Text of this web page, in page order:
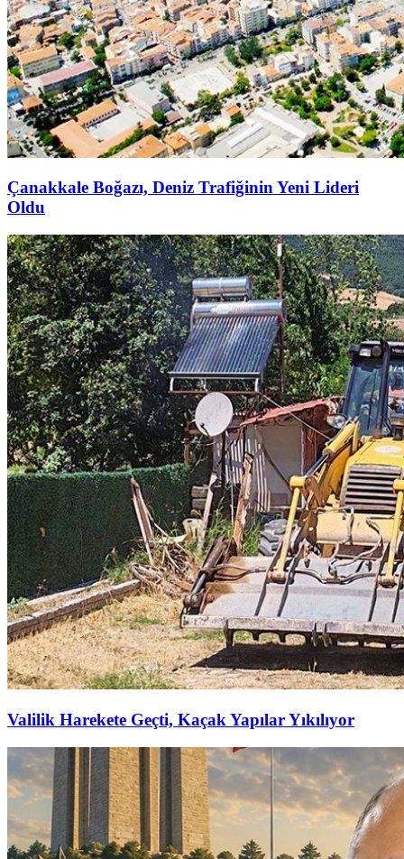
Çanakkale Boğazı, Deniz Trafiğinin Yeni Lideri
Oldu
Valilik Harekete Geçti, Kaçak Yapılar Yıkılıyor